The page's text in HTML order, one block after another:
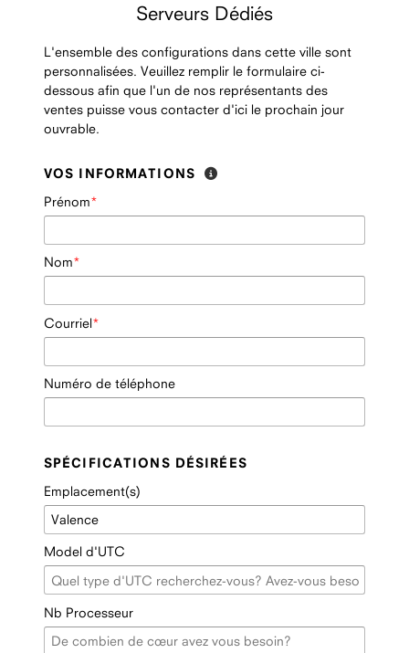
Serveurs Dédiés
L'ensemble des configurations dans cette ville sont
personnalisées. Veuillez remplir le formulaire ci-
dessous afin que l'un de nos représentants des
ventes puisse vous contacter d'ici le prochain jour
ouvrable.
VOS INFORMATIONS
Prénom
Nom
Courriel
Numéro de téléphone
SPÉCIFICATIONS DÉSIRÉES
Emplacement(s)
Model d'UTC
Nb Processeur